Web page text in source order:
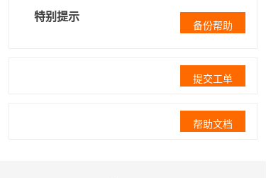
特别提示
备份帮助
提交工单
帮助文档